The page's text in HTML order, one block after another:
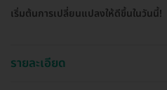
เริ่มต้นการเปลี่ยนแปลงให้ดีขึ้นในวันนี้!
รายละเอียด